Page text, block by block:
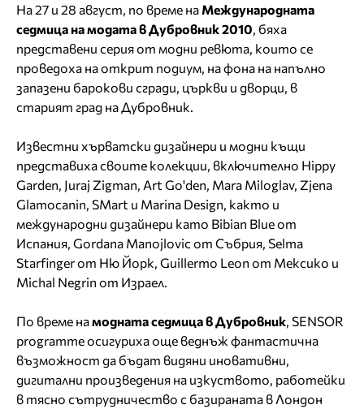
На 27 и 28 август, по време на Международната
седмица на модата в Дубровник 2010 , бяха
представени серия от модни ревюта, които се
проведоха на открит подиум, на фона на напълно
запазени барокови сгради, църкви и дворци, в
старият град на Дубровник.
Известни хърватски дизайнери и модни къщи
представиха своите колекции, включително Hippy
Garden, Juraj Zigman, Art Go'den, Mara Miloglav, Zjena
Glamocanin, SMart и Marina Design, както и
международни дизайнери като Bibian Blue от
Испания, Gordana Manojlovic от Събрия, Selma
Starfinger от Ню Йорк, Guillermo Leon от Мексико и
Michal Negrin от Израел.
По време намодната седмица в Дубровник , SENSOR
programme осигуриха още веднъж фантастична
възможност да бъдат видяни иновативни,
дигитални произведения на изкуството, работейки
в тясно сътрудничество с базираната в Лондон